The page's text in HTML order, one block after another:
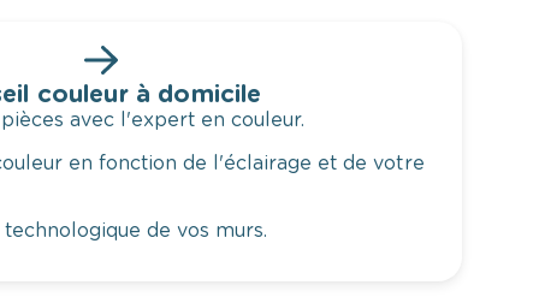
couleur à domicile
avec l'expert en couleur.
en fonction de l'éclairage et de votre
de vos murs.